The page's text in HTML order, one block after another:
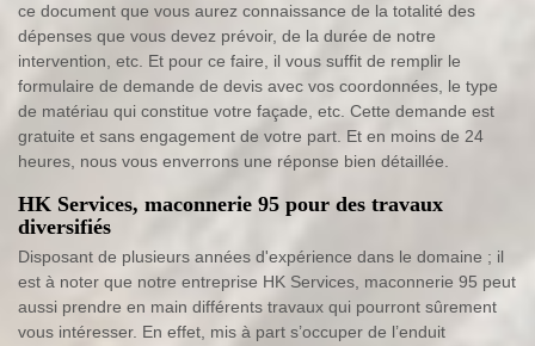
ce document que vous aurez connaissance de la totalité des
dépenses que vous devez prévoir, de la durée de notre
intervention, etc. Et pour ce faire, il vous suffit de remplir le
formulaire de demande de devis avec vos coordonnées, le type
de matériau qui constitue votre façade, etc. Cette demande est
gratuite et sans engagement de votre part. Et en moins de 24
heures, nous vous enverrons une réponse bien détaillée.
HK Services, maconnerie 95 pour des travaux
diversifiés
Disposant de plusieurs années d'expérience dans le domaine ; il
est à noter que notre entreprise HK Services, maconnerie 95 peut
aussi prendre en main différents travaux qui pourront sûrement
vous intéresser. En effet, mis à part s’occuper de l’enduit